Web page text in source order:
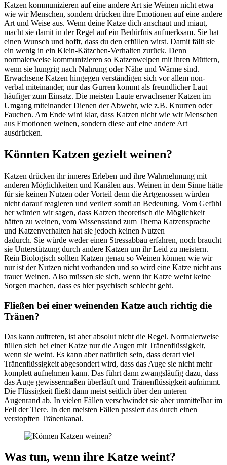
Katzen kommunizieren auf eine andere Art sie Weinen nicht etwa
wie wir Menschen, sondern drücken ihre Emotionen auf eine andere
Art und Weise aus. Wenn deine Katze dich anschaut und miaut,
macht sie damit in der Regel auf ein Bedürfnis aufmerksam. Sie hat
einen Wunsch und hofft, dass du den erfüllen wirst. Damit fällt sie
ein wenig in ein Klein-Kätzchen-Verhalten zurück. Denn
normalerweise kommunizieren so Katzenwelpen mit ihren Müttern,
wenn sie hungrig nach Nahrung oder Nähe und Wärme sind.
Erwachsene Katzen hingegen verständigen sich vor allem non-
verbal miteinander, nur das Gurren kommt als freundlicher Laut
häufiger zum Einsatz. Die meisten Laute erwachsener Katzen im
Umgang miteinander Dienen der Abwehr, wie z.B. Knurren oder
Fauchen. Am Ende wird klar, dass Katzen nicht wie wir Menschen
aus Emotionen weinen, sondern diese auf eine andere Art
ausdrücken.
Könnten Katzen gezielt weinen?
Katzen drücken ihr inneres Erleben und ihre Wahrnehmung mit
anderen Möglichkeiten und Kanälen aus. Weinen in dem Sinne hätte
für sie keinen Nutzen oder Vorteil denn die Artgenossen würden
nicht darauf reagieren und verliert somit an Bedeutung. Vom Gefühl
her würden wir sagen, dass Katzen theoretisch die Möglichkeit
hätten zu weinen, vom Wissensstand zum Thema Katzensprache
und Katzenverhalten hat sie jedoch keinen Nutzen
dadurch. Sie würde weder einen Stressabbau erfahren, noch braucht
sie Unterstützung durch andere Katzen um ihr Leid zu meistern.
Rein Biologisch sollten Katzen genau so Weinen können wie wir
nur ist der Nutzen nicht vorhanden und so wird eine Katze nicht aus
trauer Weinen. Also müssen sie sich, wenn ihr Katze weint keine
Sorgen machen, dass es hier psychisch schlecht geht.
Fließen bei einer weinenden Katze auch richtig die
Tränen?
Das kann auftreten, ist aber absolut nicht die Regel. Normalerweise
füllen sich bei einer Katze nur die Augen mit Tränenflüssigkeit,
wenn sie weint. Es kann aber natürlich sein, dass derart viel
Tränenflüssigkeit abgesondert wird, dass das Auge sie nicht mehr
komplett aufnehmen kann. Das führt dann zwangsläufig dazu, dass
das Auge gewissermaßen überläuft und Tränenflüssigkeit aufnimmt.
Die Flüssigkeit fließt dann meist seitlich über den unteren
Augenrand ab. In vielen Fällen verschwindet sie aber unmittelbar im
Fell der Tiere. In den meisten Fällen passiert das durch einen
verstopften Tränenkanal.
Was tun, wenn ihre Katze weint?